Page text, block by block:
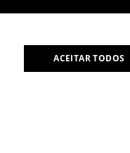
ACEITAR TODOS